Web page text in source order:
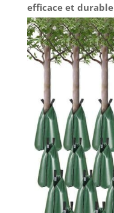
efficace et durable